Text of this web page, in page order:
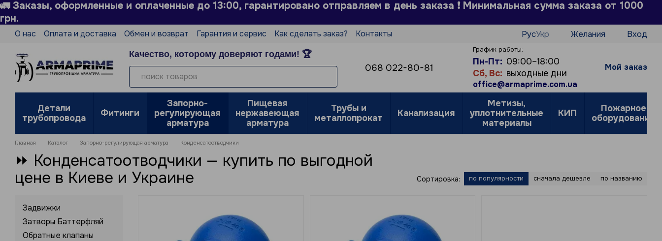
Перейти к основному контенту
🚛 Заказы, оформленные и оплаченные до 13:00, гарантировано отправляем в день заказа ❗ Минимальная сумма заказа от 1000
грн.
О нас Оплата и доставка Обмен и возврат Гарантия и сервис Как сделать заказ?
Контакты
Политика конфиденциальности
Отзывы о магазине
РусУкр Желания Вход
Качество, которому доверяют годами! 🏆
068 022-80-81
График работы:
Пн-Пт: 09:00–18:00
Сб, Вс: выходные дни
office@armaprime.com.ua
Мой заказ
Детали
трубопровода
Фитинги
Запорно-
регулирующая
арматура
Пищевая
нержавеющая
арматура
Трубы и
металлопрокат
Канализация
Метизы,
уплотнительные
материалы
КИП
Пожарное
оборудование
Главная Каталог Запорно-регулирующая арматура Конденсатоотводчики
⏩ Конденсатоотводчики — купить по выгодной
цене в Киеве и Украине
Сортировка: по популярности сначала дешевле по названию
Задвижки
Затворы Баттерфляй
Обратные клапаны